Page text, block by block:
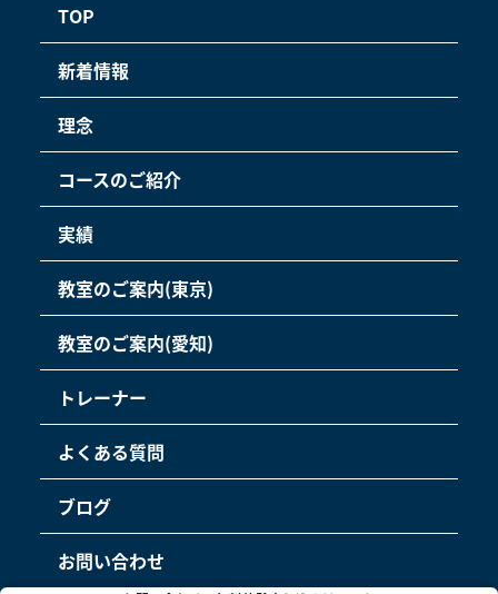
TOP
新着情報
理念
コースのご紹介
実績
教室のご案内(東京)
教室のご案内(愛知)
トレーナー
よくある質問
ブログ
お問い合わせ